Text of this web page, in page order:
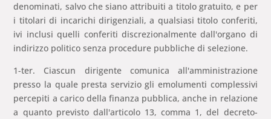
denominati, salvo che siano attribuiti a titolo gratuito, e per
i titolari di incarichi dirigenziali, a qualsiasi titolo conferiti,
ivi inclusi quelli conferiti discrezionalmente dall'organo di
indirizzo politico senza procedure pubbliche di selezione.
1-ter. Ciascun dirigente comunica all'amministrazione
presso la quale presta servizio gli emolumenti complessivi
percepiti a carico della finanza pubblica, anche in relazione
a quanto previsto dall'articolo 13, comma 1, del decreto-